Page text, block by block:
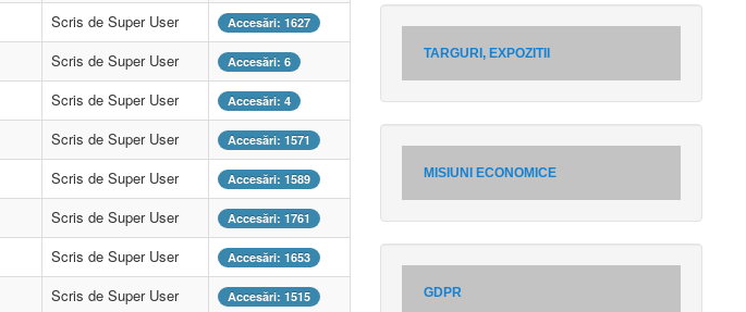
Scris de Super User Accesări: 1627
Scris de Super User Accesări: 6
Scris de Super User Accesări: 4
Scris de Super User Accesări: 1571
Scris de Super User Accesări: 1589
Scris de Super User Accesări: 1761
Scris de Super User Accesări: 1653
Scris de Super User Accesări: 1515
TARGURI, EXPOZITII
MISIUNI ECONOMICE
GDPR